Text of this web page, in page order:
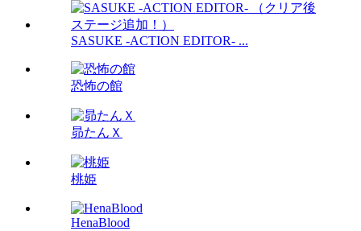
SASUKE -ACTION EDITOR- ...
恐怖の館
昴たんＸ
桃姫
HenaBlood